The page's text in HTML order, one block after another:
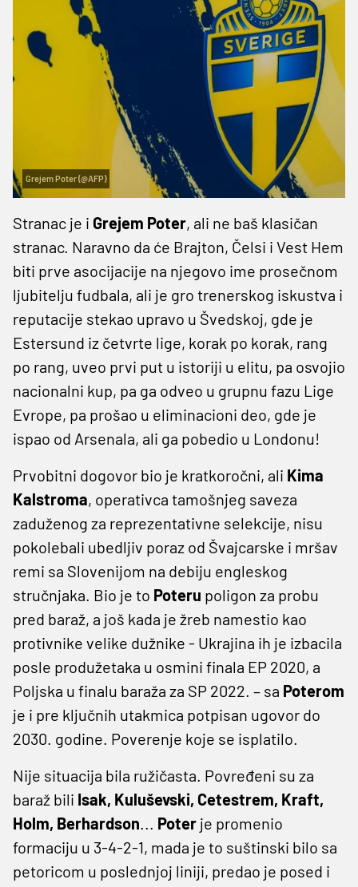
Grejem Poter (@AFP)
Stranac je i Grejem Poter, ali ne baš klasičan
stranac. Naravno da će Brajton, Čelsi i Vest Hem
biti prve asocijacije na njegovo ime prosečnom
ljubitelju fudbala, ali je gro trenerskog iskustva i
reputacije stekao upravo u Švedskoj, gde je
Estersund iz četvrte lige, korak po korak, rang
po rang, uveo prvi put u istoriji u elitu, pa osvojio
nacionalni kup, pa ga odveo u grupnu fazu Lige
Evrope, pa prošao u eliminacioni deo, gde je
ispao od Arsenala, ali ga pobedio u Londonu!
Prvobitni dogovor bio je kratkoročni, ali Kima
Kalstroma, operativca tamošnjeg saveza
zaduženog za reprezentativne selekcije, nisu
pokolebali ubedljiv poraz od Švajcarske i mršav
remi sa Slovenijom na debiju engleskog
stručnjaka. Bio je to Poteru poligon za probu
pred baraž, a još kada je žreb namestio kao
protivnike velike dužnike - Ukrajina ih je izbacila
posle produžetaka u osmini finala EP 2020, a
Poljska u finalu baraža za SP 2022. – sa Poterom
je i pre ključnih utakmica potpisan ugovor do
2030. godine. Poverenje koje se isplatilo.
Nije situacija bila ružičasta. Povređeni su za
baraž bili Isak, Kuluševski, Cetestrem, Kraft,
Holm, Berhardson... Poter je promenio
formaciju u 3-4-2-1, mada je to suštinski bilo sa
petoricom u poslednjoj liniji, predao je posed i